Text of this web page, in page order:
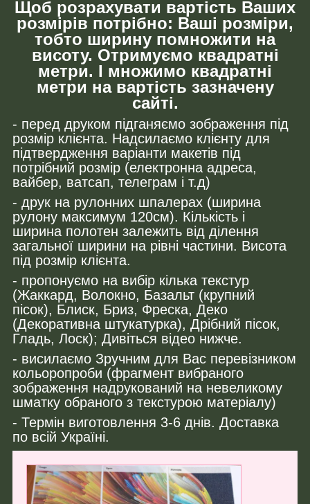
Щоб розрахувати вартість Ваших
розмірів потрібно: Ваші розміри,
тобто ширину помножити на
висоту. Отримуємо квадратні
метри. І множимо квадратні
метри на вартість зазначену
сайті.
- перед друком підганяємо зображення під
розмір клієнта. Надсилаємо клієнту для
підтвердження варіанти макетів під
потрібний розмір (електронна адреса,
вайбер, ватсап, телеграм і т.д)
- друк на рулонних шпалерах (ширина
рулону максимум 120см). Кількість і
ширина полотен залежить від ділення
загальної ширини на рівні частини. Висота
під розмір клієнта.
- пропонуємо на вибір кілька текстур
(Жаккард, Волокно, Базальт (крупний
пісок), Блиск, Бриз, Фреска, Деко
(Декоративна штукатурка), Дрібний пісок,
Гладь, Лоск); Дивіться відео нижче.
- висилаємо Зручним для Вас перевізником
кольоропроби (фрагмент вибраного
зображення надрукований на невеликому
шматку обраного з текстурою матеріалу)
- Термін виготовлення 3-6 днів. Доставка
по всій Україні.